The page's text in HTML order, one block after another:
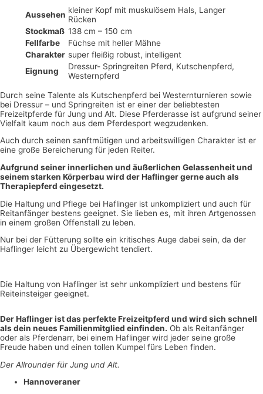
Aussehen kleiner Kopf mit muskulösem Hals, Langer
Rücken
Stockmaß 138 cm – 150 cm
Fellfarbe
Füchse mit heller Mähne
Charakter super fleißig robust, intelligent
Eignung
Dressur- Springreiten Pferd, Kutschenpferd,
Westernpferd
Durch seine Talente als Kutschenpferd bei Westernturnieren sowie
bei Dressur – und Springreiten ist er einer der beliebtesten
Freizeitpferde für Jung und Alt. Diese Pferderasse ist aufgrund seiner
Vielfalt kaum noch aus dem Pferdesport wegzudenken.
Auch durch seinen sanftmütigen und arbeitswilligen Charakter ist er
eine große Bereicherung für jeden Reiter.
Aufgrund seiner innerlichen und äußerlichen Gelassenheit und
seinem starken Körperbau wird der Haflinger gerne auch als
Therapiepferd eingesetzt.
Die Haltung und Pflege bei Haflinger ist unkompliziert und auch für
Reitanfänger bestens geeignet. Sie lieben es, mit ihren Artgenossen
in einem großen Offenstall zu leben.
Nur bei der Fütterung sollte ein kritisches Auge dabei sein, da der
Haflinger leicht zu Übergewicht tendiert.
Die Haltung von Haflinger ist sehr unkompliziert und bestens für
Reiteinsteiger geeignet.
Der Haflinger ist das perfekte Freizeitpferd und wird sich schnell
als dein neues Familienmitglied einfinden. Ob als Reitanfänger
oder als Pferdenarr, bei einem Haflinger wird jeder seine große
Freude haben und einen tollen Kumpel fürs Leben finden.
Der Allrounder für Jung und Alt.
Hannoveraner